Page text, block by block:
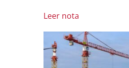
Leer nota